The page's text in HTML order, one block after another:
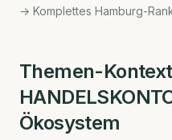
→ Komplettes Hamburg-
Themen-
Ökosystem